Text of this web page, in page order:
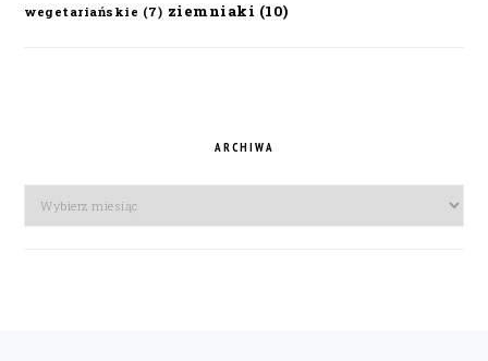
wegetariańskie (7) ziemniaki (10)
ARCHIWA
Archiwa